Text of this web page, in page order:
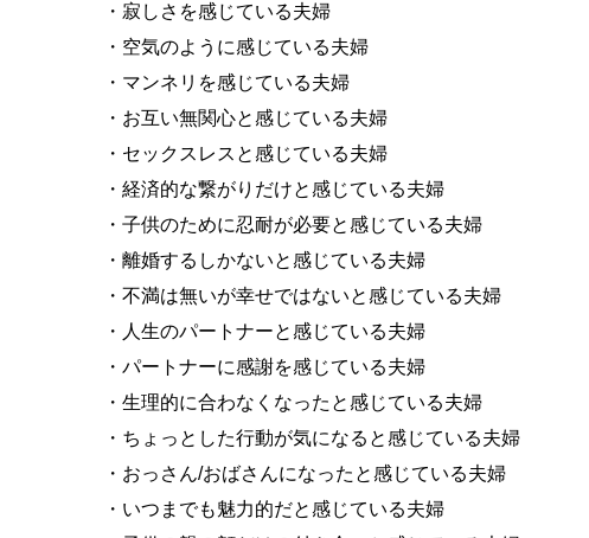
・寂しさを感じている夫婦
・空気のように感じている夫婦
・マンネリを感じている夫婦
・お互い無関心と感じている夫婦
・セックスレスと感じている夫婦
・経済的な繋がりだけと感じている夫婦
・子供のために忍耐が必要と感じている夫婦
・離婚するしかないと感じている夫婦
・不満は無いが幸せではないと感じている夫婦
・人生のパートナーと感じている夫婦
・パートナーに感謝を感じている夫婦
・生理的に合わなくなったと感じている夫婦
・ちょっとした行動が気になると感じている夫婦
・おっさん/おばさんになったと感じている夫婦
・いつまでも魅力的だと感じている夫婦